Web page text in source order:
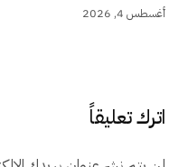
أغسطس 4, 2026
اترك تعليقاً